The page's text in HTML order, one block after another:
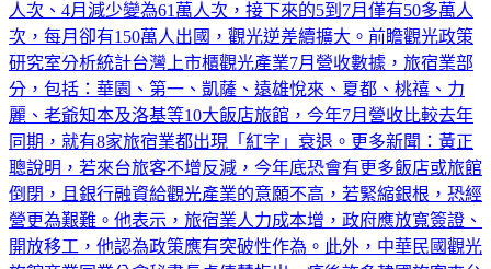
次，每月卻有150萬人出國，觀光逆差續擴大。前瞻觀光政策
研究室分析統計台灣上市櫃觀光產業7月營收數據，旅宿業部
分，包括：華園、第一、凱薩、遠雄悅來、夏都、桃禧、力
麗、老爺知本及洛基等10大飯店旅館，今年7月營收比較去年
同期，就有8家旅宿業都出現「紅字」衰退。更多新聞：黃正
聰說明，若來台旅客不增反減，今年底恐會有更多飯店或旅館
倒閉，且銀行融資給觀光產業的意願不高，若緊縮銀根，恐經
營更為艱難。他表示，旅宿業人力成本增，政府應放寬簽證、
開放移工，他認為政策應有突破性作為。此外，中華民國觀光
旅館商業同業公會秘書長卓倩慧指出，疫後許多韓國旅客來台